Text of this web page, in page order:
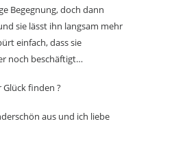
Begegnung, doch dann
sie lässt ihn langsam mehr
einfach, dass sie
noch beschäftigt…
finden ?
aus und ich liebe